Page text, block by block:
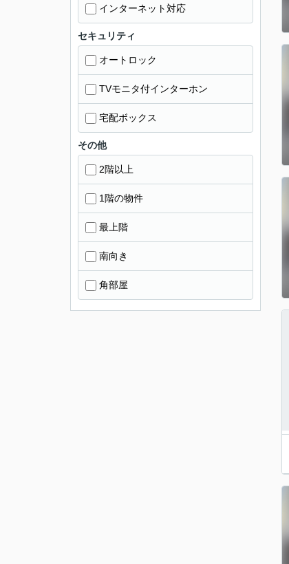
インターネット対応
セキュリティ
オートロック
TVモニタ付インターホン
宅配ボックス
その他
2階以上
1階の物件
最上階
南向き
角部屋